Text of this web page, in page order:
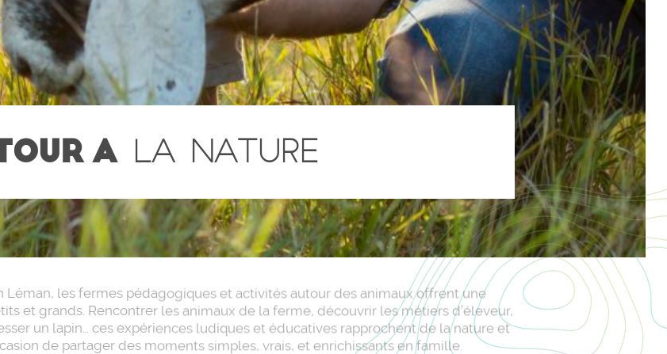
A LA NATURE
Léman, les fermes pédagogiques et activités autour des animaux offrent une
et grands. Rencontrer les animaux de la ferme, découvrir les métiers d’éleveur,
un lapin… ces expériences ludiques et éducatives rapprochent de la nature et
de partager des moments simples, vrais, et enrichissants en famille.